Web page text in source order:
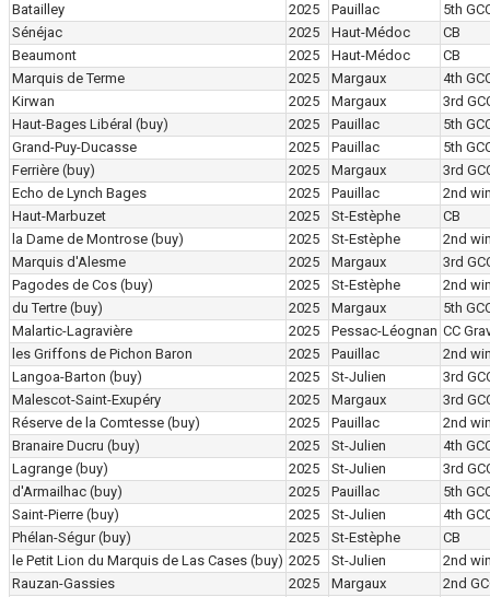
Batailley
2025 Pauillac
5th
Sénéjac
2025 Haut-Médoc
CB
Beaumont
2025 Haut-Médoc
CB
Marquis de Terme
2025 Margaux
4th
Kirwan
2025 Margaux
3rd
Haut-Bages Libéral (buy) 2025 Pauillac
5th
Grand-Puy-Ducasse
2025 Pauillac
5th
Ferrière (buy) 2025 Margaux
3rd
Echo de Lynch Bages
2025 Pauillac
2nd
Haut-Marbuzet
2025 St-Estèphe
CB
la Dame de Montrose (buy) 2025 St-Estèphe
2nd
Marquis d'Alesme
2025 Margaux
3rd
Pagodes de Cos (buy) 2025 St-Estèphe
2nd
du Tertre (buy) 2025 Margaux
5th
Malartic-Lagravière
2025 Pessac-Léognan CC
les Griffons de Pichon Baron
2025 Pauillac
2nd
Langoa-Barton (buy) 2025 St-Julien
3rd
Malescot-Saint-Exupéry
2025 Margaux
3rd
Réserve de la Comtesse (buy) 2025 Pauillac
2nd
Branaire Ducru (buy) 2025 St-Julien
4th
Lagrange (buy) 2025 St-Julien
3rd
d'Armailhac (buy) 2025 Pauillac
5th
Saint-Pierre (buy) 2025 St-Julien
4th
Phélan-Ségur (buy) 2025 St-Estèphe
CB
le Petit Lion du Marquis de Las Cases (buy) 2025 St-Julien
2nd
Rauzan-Gassies
2025 Margaux
2nd